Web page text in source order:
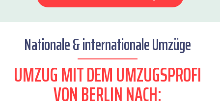
Nationale & internationale Umzüge
UMZUG MIT DEM UMZUGSPROFI
VON BERLIN NACH: